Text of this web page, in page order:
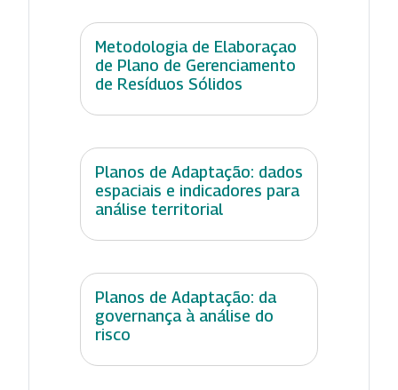
Metodologia de Elaboraçao
de Plano de Gerenciamento
de Resíduos Sólidos
Planos de Adaptação: dados
espaciais e indicadores para
análise territorial
Planos de Adaptação: da
governança à análise do
risco